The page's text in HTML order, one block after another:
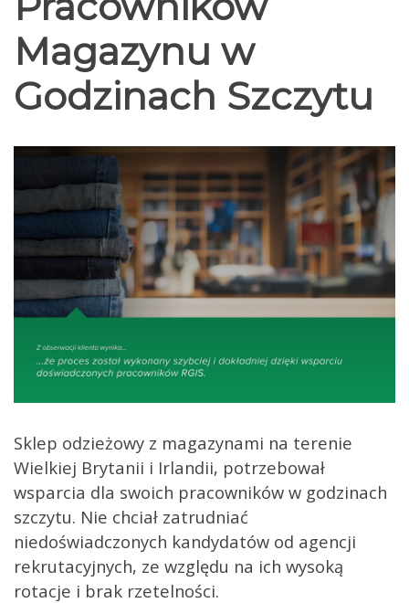
Magazynu w
Godzinach Szczytu
Sklep odzieżowy z magazynami na terenie
Wielkiej Brytanii i Irlandii, potrzebował
wsparcia dla swoich pracowników w godzinach
szczytu. Nie chciał zatrudniać
niedoświadczonych kandydatów od agencji
rekrutacyjnych, ze względu na ich wysoką
rotacje i brak rzetelności.